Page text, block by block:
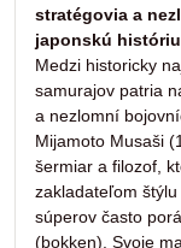
stratégovia a
japonskú
Medzi historicky
samurajov patria
a nezlomní
Mijamoto Musaši
šermiar a filozof,
zakladateľom
súperov často
(bokken). Svoje